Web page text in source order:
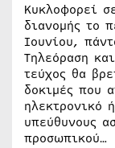
Κυκλοφορεί
διανομής το
Ιουνίου,
Τηλεόραση
τεύχος θα
δοκιμές που
ηλεκτρονικό
υπεύθυνους
προσωπικού…